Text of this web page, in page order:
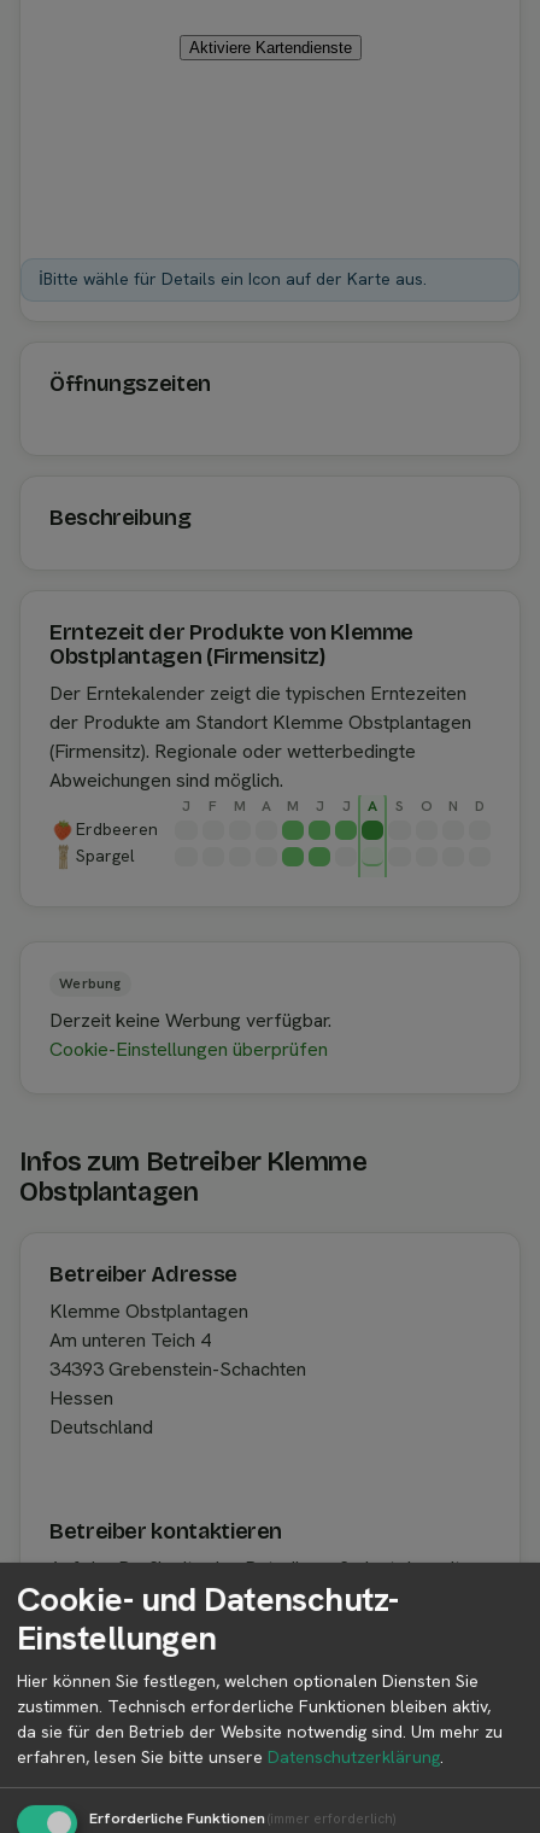
Aktiviere Kartendienste
ℹ️Bitte wähle für Details ein Icon auf der Karte aus.
Öffnungszeiten
Beschreibung
Erntezeit der Produkte von Klemme
Obstplantagen (Firmensitz)
Der Erntekalender zeigt die typischen Erntezeiten
der Produkte am Standort Klemme Obstplantagen
(Firmensitz). Regionale oder wetterbedingte
Abweichungen sind möglich.
J F M A M J J A S O N D
Erdbeeren
Spargel
Werbung
Derzeit keine Werbung verfügbar.
Cookie-Einstellungen überprüfen
Infos zum Betreiber Klemme
Obstplantagen
Betreiber Adresse
Klemme Obstplantagen
Am unteren Teich 4
34393 Grebenstein-Schachten
Hessen
Deutschland
Betreiber kontaktieren
Auf der Profilseite des Betreibers findest du weitere
Informationen zum Betreiber und
Kontaktmöglichkeiten.
👤︎ Profilseite
Cookie- und Datenschutz-
Einstellungen
Hier können Sie festlegen, welchen optionalen Diensten Sie
zustimmen. Technisch erforderliche Funktionen bleiben aktiv,
da sie für den Betrieb der Website notwendig sind. Um mehr zu
erfahren, lesen Sie bitte unsere Datenschutzerklärung.
Erforderliche Funktionen(immer erforderlich)